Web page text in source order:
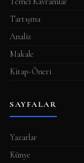
Tartışma
Analiz
Makale
Kitap-Öneri
SAYFALAR
Yazarlar
Künye